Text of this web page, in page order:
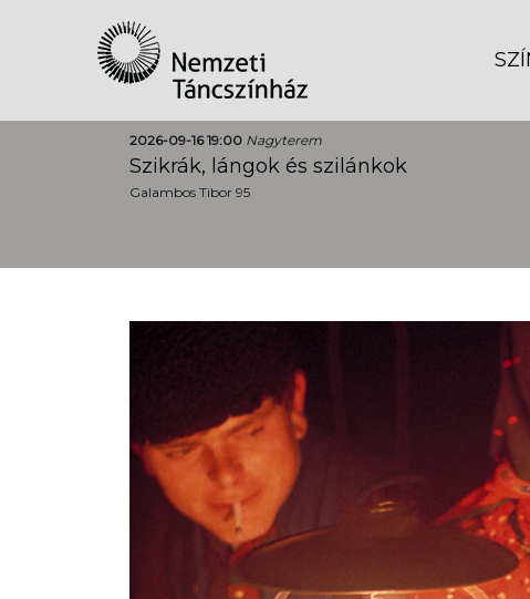
2026-09-16 19:00 Nagyterem
Szikrák, lángok és szilánkok
Galambos Tibor 95